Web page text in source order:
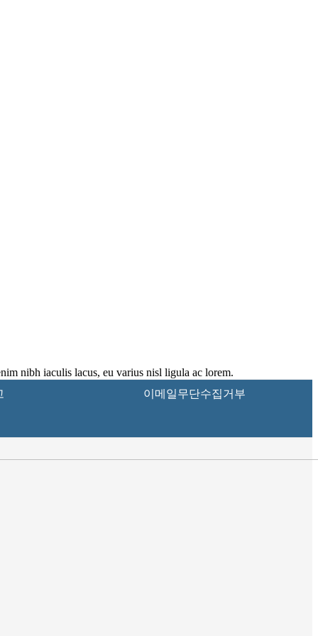
nibh iaculis lacus, eu varius nisl ligula ac lorem.
이메일무단수집거부